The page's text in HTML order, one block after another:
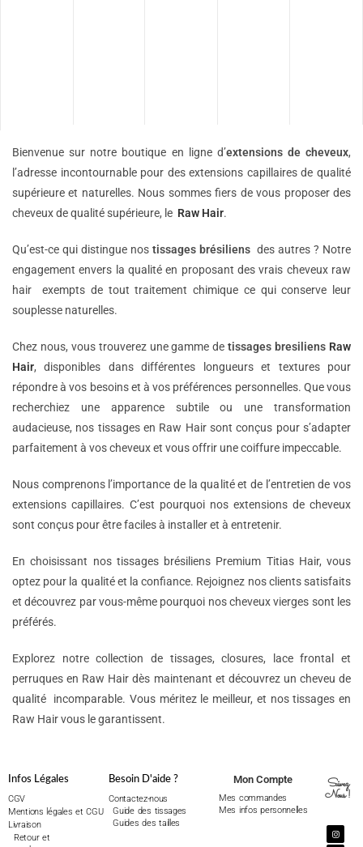
Bienvenue sur notre boutique en ligne d’extensions decheveux,
l’adresse incontournable pour des extensions capillaires de qualité
supérieure et naturelles. Nous sommes fiers de vous proposer des
cheveux de qualité supérieure, le Raw Hair.
Qu’est-ce qui distingue nos tissages brésiliens des autres ? Notre
engagement envers la qualité en proposant des vrais cheveux raw
hair exempts de tout traitement chimique ce qui conserve leur
souplesse naturelles.
Chez nous, vous trouverez une gamme detissages bresiliens Raw
Hair, disponibles dans différentes longueurs et textures pour
répondre à vos besoins et à vos préférences personnelles. Que vous
recherchiez une apparence subtile ou une transformation
audacieuse, nos tissages en Raw Hair sont conçus pour s’adapter
parfaitement à vos cheveux et vous offrir une coiffure impeccable.
Nous comprenons l’importance de la qualité et de l’entretien de vos
extensions capillaires. C’est pourquoi nos extensions de cheveux
sont conçus pour être faciles à installer et à entretenir.
En choisissant nos tissages brésiliens Premium Titias Hair, vous
optez pour la qualité et la confiance. Rejoignez nos clients satisfaits
et découvrez par vous-même pourquoi nos cheveux vierges sont les
préférés.
Explorez notre collection de tissages, closures, lace frontal et
perruques en Raw Hair dès maintenant et découvrez un cheveu de
qualité incomparable. Vous méritez le meilleur, et nos tissages en
Raw Hair vous le garantissent.
Infos Légales
CGV
Mentions légales et CGU
Livraison
Retour et
Besoin D'aide ?
Contactez-nous
Guide des tissages
Guides des tailles
Mon Compte
Mes commandes
Mes infos personnelles
Suivez
Nous !